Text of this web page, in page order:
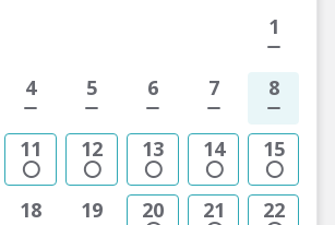
1
4 5 6 7 8
11 12 13 14 15
18 19 20 21 22